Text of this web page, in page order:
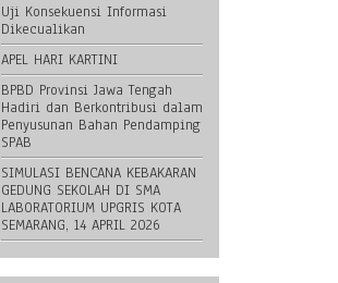
Uji Konsekuensi Informasi
Dikecualikan
APEL HARI KARTINI
BPBD Provinsi Jawa Tengah
Hadiri dan Berkontribusi dalam
Penyusunan Bahan Pendamping
SPAB
SIMULASI BENCANA KEBAKARAN
GEDUNG SEKOLAH DI SMA
LABORATORIUM UPGRIS KOTA
SEMARANG, 14 APRIL 2026